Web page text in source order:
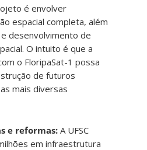
é envolver
espacial completa, além
desenvolvimento de
O intuito é que a
o FloripaSat-1 possa
de futuros
mais diversas
e reformas:A UFSC
em infraestrutura